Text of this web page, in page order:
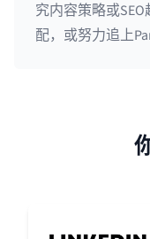
究内容策略或
配，或努力追上